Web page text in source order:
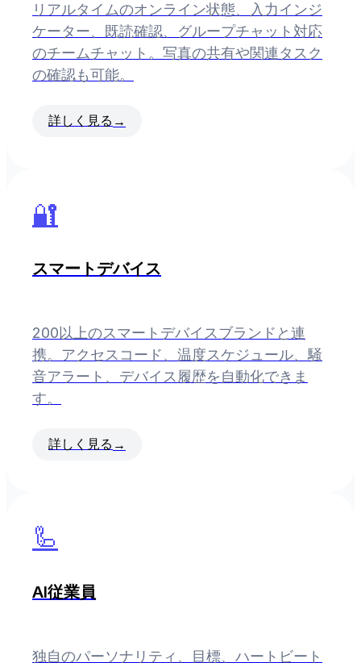
リアルタイムのオンライン状態、入力インジ
ケーター、既読確認、グループチャット対応
のチームチャット。写真の共有や関連タスク
の確認も可能。
詳しく見る →
🔐
スマートデバイス
200以上のスマートデバイスブランドと連
携。アクセスコード、温度スケジュール、騒
音アラート、デバイス履歴を自動化できま
す。
詳しく見る →
🦾
AI従業員
独自のパーソナリティ、目標、ハートビート